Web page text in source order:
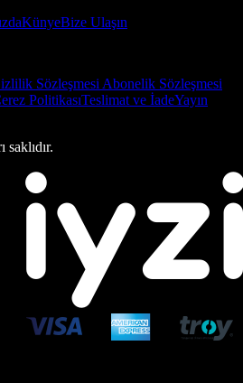
KünyeBize Ulaşın
Sözleşmesi Abonelik Sözleşmesi
PolitikasıTeslimat ve İadeYayın
saklıdır.